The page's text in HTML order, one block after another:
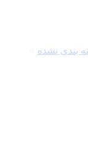
بندی نشده